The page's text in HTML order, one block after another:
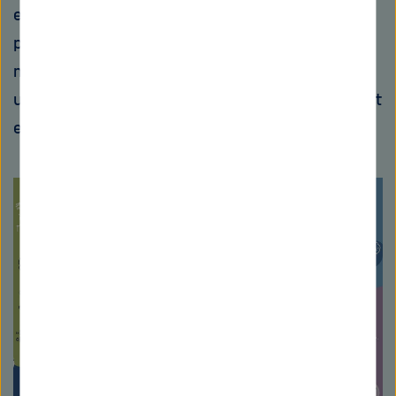
entschied. Dennoch hat sie überwiegend
positive Erfahrungen gemacht und rät, offen
mit einer Behinderung im Arbeitsumfeld
umzugehen. „Wenn ich darüber spreche, nimmt
es dem Gegenüber oft die Scheu“, erzählt sie.